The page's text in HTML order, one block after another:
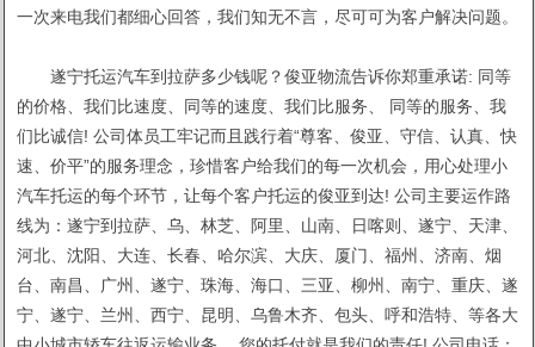
一次来电我们都细心回答，我们知无不言，尽可可为客户解决问题。
遂宁托运汽车到拉萨多少钱呢？俊亚物流告诉你郑重承诺: 同等
的价格、我们比速度、同等的速度、我们比服务、 同等的服务、我
们比诚信! 公司体员工牢记而且践行着“尊客、俊亚、守信、认真、快
速、价平”的服务理念，珍惜客户给我们的每一次机会，用心处理小
汽车托运的每个环节，让每个客户托运的俊亚到达! 公司主要运作路
线为：遂宁到拉萨、乌、林芝、阿里、山南、日喀则、遂宁、天津、
河北、沈阳、大连、长春、哈尔滨、大庆、厦门、福州、济南、烟
台、南昌、广州、遂宁、珠海、海口、三亚、柳州、南宁、重庆、遂
宁、遂宁、兰州、西宁、昆明、乌鲁木齐、包头、呼和浩特、等各大